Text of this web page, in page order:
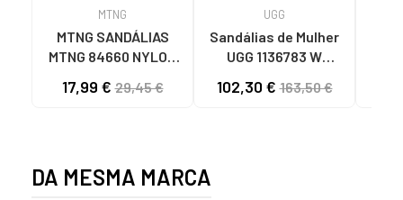
MTNG
MTNG SANDÁLIAS
MTNG 84660 NYLON
C59785 - - NYLON
17,99 €29,45 €
UGG
Sandálias de Mulher
UGG 1136783 W
CHESTNUT
102,30 €163,50 €
DA MESMA MARCA